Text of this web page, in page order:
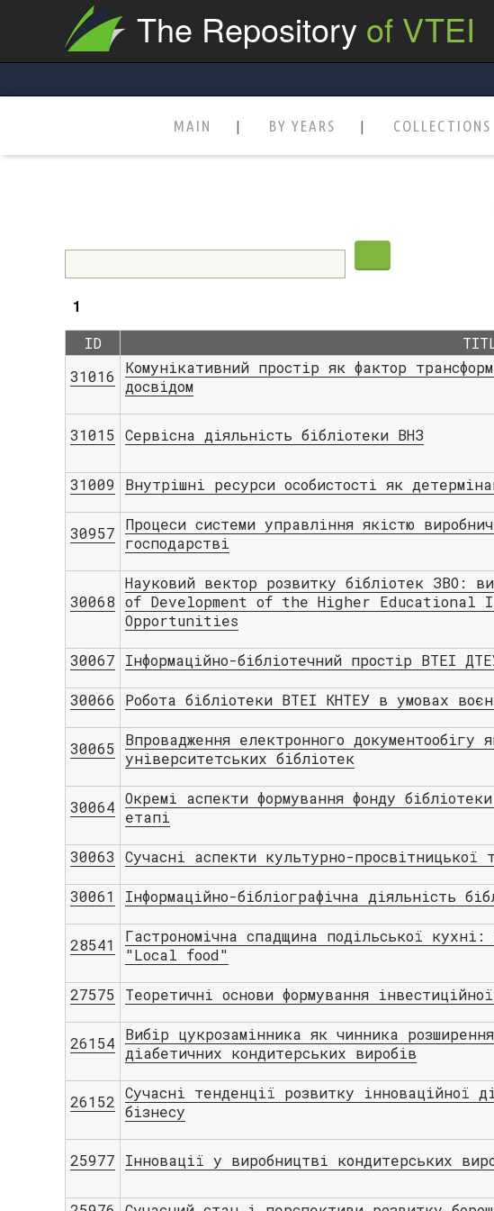
The Repository of VTEI
MAIN BY YEARS COLLECTIONS
1
ID
31016
Комунікативний простір як фактор
досвідом
31015 Сервісна діяльність бібліотеки ВНЗ
31009 Внутрішні ресурси особистості як
30957
Процеси системи управління якістю
господарстві
30068
Науковий вектор розвитку бібліотек
of Development of the Higher
Opportunities
30067 Інформаційно-бібліотечний простір ВТЕІ
30066 Робота бібліотеки ВТЕІ КНТЕУ в умовах
30065
Впровадження електронного документообігу
університетських бібліотек
30064 Окремі аспекти формування фонду
етапі
30063 Сучасні аспекти культурно-
30061 Інформаційно-бібліографічна діяльність
28541
Гастрономічна спадщина подільської
"Local food"
27575 Теоретичні основи формування
26154
Вибір цукрозамінника як чинника
діабетичних кондитерських виробів
26152 Сучасні тенденції розвитку інноваційної
бізнесу
25977 Інновації у виробництві кондитерських